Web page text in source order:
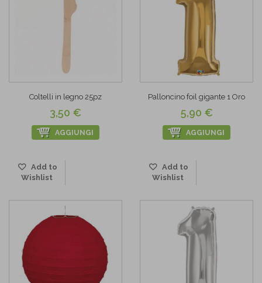
Coltelli in legno 25pz
3,50 €
AGGIUNGI
Add to
Wishlist
Palloncino foil gigante 1 Oro
5,90 €
AGGIUNGI
Add to
Wishlist